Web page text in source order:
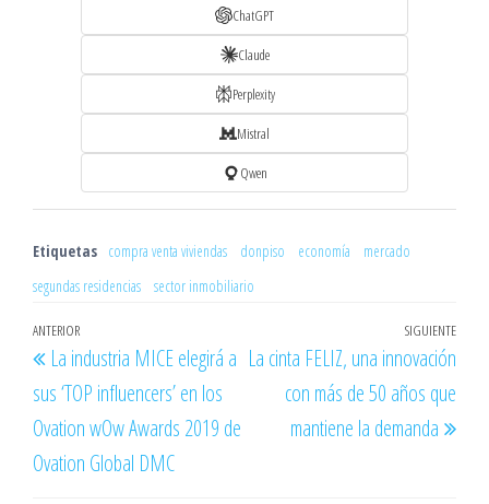
ChatGPT
Claude
Perplexity
Mistral
Qwen
Etiquetas compra venta viviendas donpiso economía
mercado
segundas residencias
sector inmobiliario
Navegación
de
entradas
Entrada
anterior
ANTERIOR
La industria MICE elegirá a
sus ‘TOP influencers’ en los
Ovation wOw Awards 2019 de
Ovation Global DMC
SIGUIENTE
La cinta FELIZ, una innovación
con más de 50 años que
mantiene la demanda